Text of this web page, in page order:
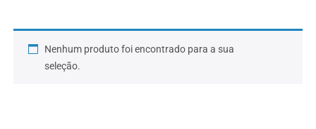
Nenhum produto foi encontrado para a sua
seleção.